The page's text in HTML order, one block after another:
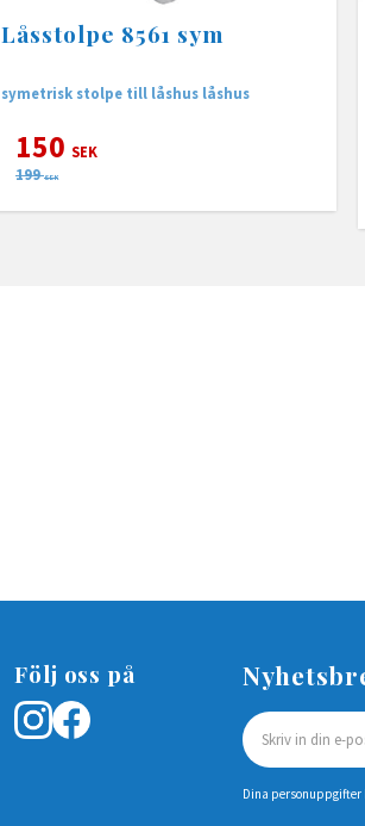
Låsstolpe 8561 sym
symetrisk stolpe till låshus låshus
150 SEK
199 SEK
Följ oss på
Dina personuppgifter